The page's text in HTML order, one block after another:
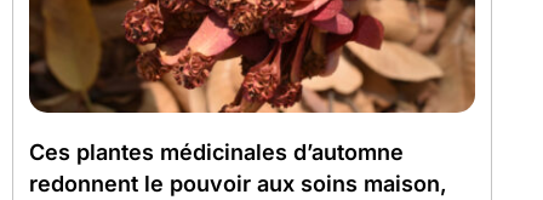
Ces plantes médicinales d’automne
redonnent le pouvoir aux soins maison,